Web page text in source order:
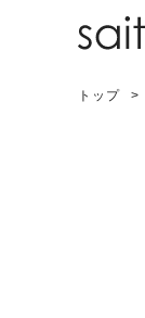
トップ